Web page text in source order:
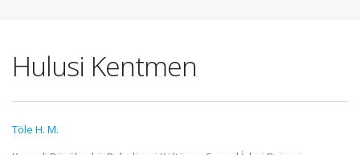
Hulusi Kentmen
Töle H. M.